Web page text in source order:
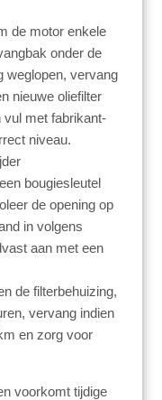
de motor enkele
onder de
weglopen, vervang
nieuwe oliefilter
vul met fabrikant-
niveau.
bougiesleutel
de opening op
in volgens
aan met een
de filterbehuizing,
vervang indien
en zorg voor
voorkomt tijdige